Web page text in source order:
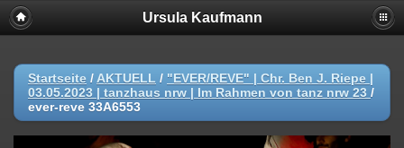
Ursula Kaufmann
Startseite / AKTUELL / "EVER/REVE" | Chr. Ben J. Riepe |
03.05.2023 | tanzhaus nrw | Im Rahmen von tanz nrw 23 /
ever-reve 33A6553